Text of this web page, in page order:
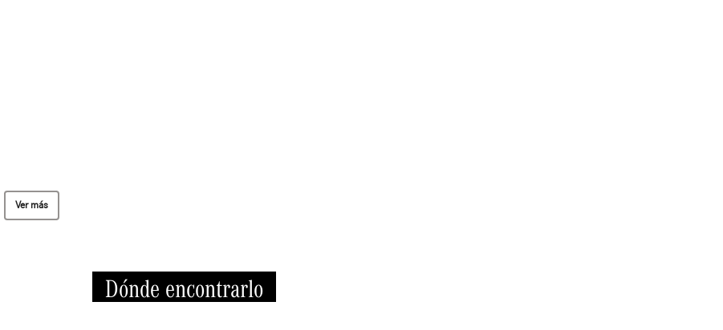
Ver más
Dónde encontrarlo